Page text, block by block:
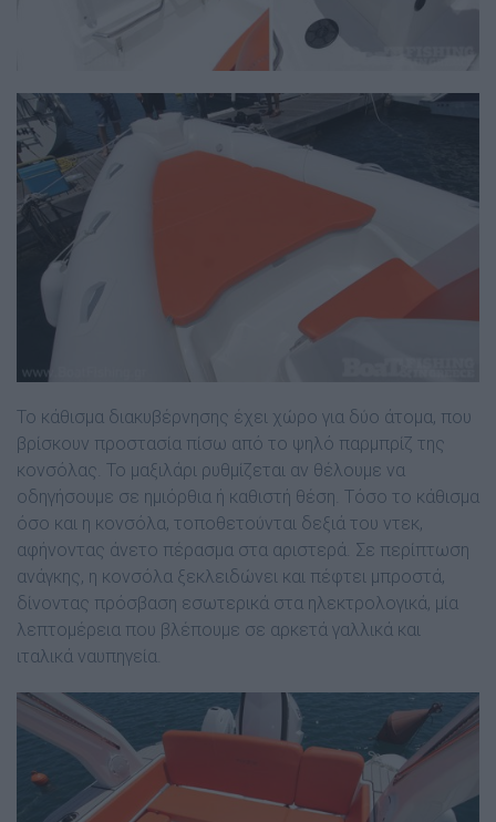
Το κάθισµα διακυβέρνησης έχει χώρο για δύο άτοµα, που
βρίσκουν προστασία πίσω από το ψηλό παρµπρίζ της
κονσόλας. Το µαξιλάρι ρυθµίζεται αν θέλουµε να
οδηγήσουµε σε ηµιόρθια ή καθιστή θέση. Τόσο το κάθισµα
όσο και η κονσόλα, τοποθετούνται δεξιά του ντεκ,
αφήνοντας άνετο πέρασµα στα αριστερά. Σε περίπτωση
ανάγκης, η κονσόλα ξεκλειδώνει και πέφτει µπροστά,
δίνοντας πρόσβαση εσωτερικά στα ηλεκτρολογικά, µία
λεπτοµέρεια που βλέπουµε σε αρκετά γαλλικά και
ιταλικά ναυπηγεία.